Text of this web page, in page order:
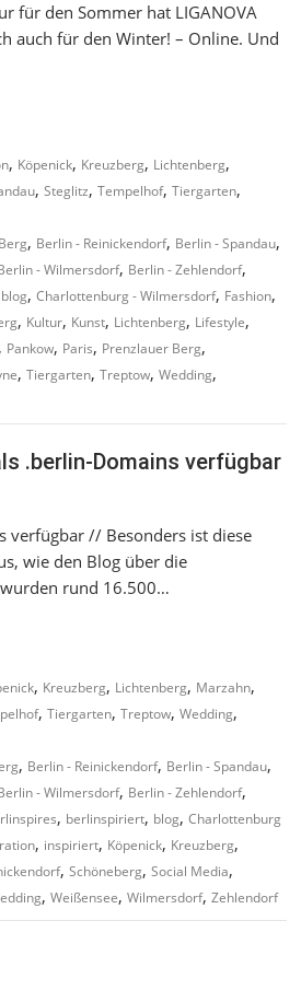
für den Sommer hat LIGANOVA
auch für den Winter! – Online. Und
, Köpenick, Kreuzberg, Lichtenberg,
, Steglitz, Tempelhof, Tiergarten,
, Berlin - Reinickendorf, Berlin - Spandau,
- Wilmersdorf, Berlin - Zehlendorf,
blog, Charlottenburg - Wilmersdorf, Fashion,
, Kultur, Kunst, Lichtenberg, Lifestyle,
, Pankow, Paris, Prenzlauer Berg,
, Tiergarten, Treptow, Wedding,
.berlin-Domains verfügbar
verfügbar // Besonders ist diese
wie den Blog über die
wurden rund 16.500…
, Kreuzberg, Lichtenberg, Marzahn,
, Tiergarten, Treptow, Wedding,
, Berlin - Reinickendorf, Berlin - Spandau,
- Wilmersdorf, Berlin - Zehlendorf,
, berlinspiriert, blog, Charlottenburg
, inspiriert, Köpenick, Kreuzberg,
, Schöneberg, Social Media,
, Weißensee, Wilmersdorf, Zehlendorf